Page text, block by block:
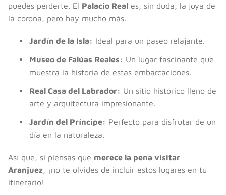
puedes perderte. El Palacio Real es, sin duda, la joya de
la corona, pero hay mucho más.
Jardín de la Isla: Ideal para un paseo relajante.
Museo de Falúas Reales: Un lugar fascinante que
muestra la historia de estas embarcaciones.
Real Casa del Labrador: Un sitio histórico lleno de
arte y arquitectura impresionante.
Jardín del Príncipe: Perfecto para disfrutar de un
día en la naturaleza.
Así que, si piensas que merece la pena visitar
Aranjuez, ¡no te olvides de incluir estos lugares en tu
itinerario!